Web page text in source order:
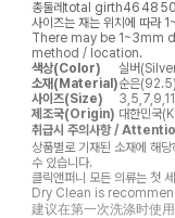
총둘레total girth46 48 50
사이즈는 재는 위치에 따라
There may be 1~3mm
method / location.
색상(Color)
실버
소재(Material)순은(92.5)
사이즈(Size)
제조국(Origin) 대한민국
취급시 주의사항 /
상품별로 기재된 소재에 해
수 있습니다.
클릭앤퍼니 모든 의류는 첫
Dry Clean is
建议在第一次洗涤时使用